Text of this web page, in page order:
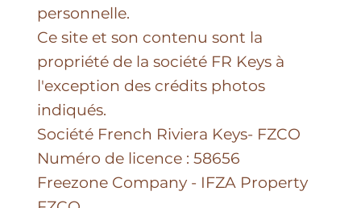
personnelle.
Ce site et son contenu sont la
propriété de la société FR Keys à
l'exception des crédits photos
indiqués.
Société French Riviera Keys- FZCO
Numéro de licence : 58656
Freezone Company - IFZA Property